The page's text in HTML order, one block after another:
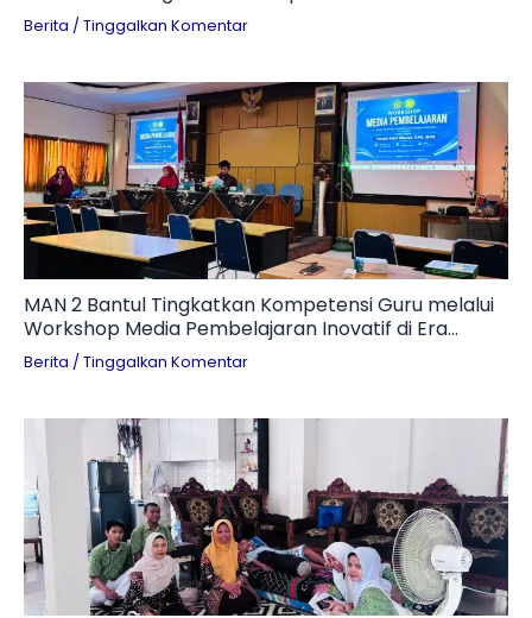
Otomotif
Berita / Tinggalkan Komentar
MAN 2 Bantul Tingkatkan Kompetensi Guru melalui
Workshop Media Pembelajaran Inovatif di Era
Digital
Berita / Tinggalkan Komentar